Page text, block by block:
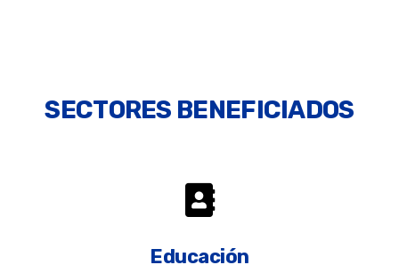
SECTORES BENEFICIADOS
Educación